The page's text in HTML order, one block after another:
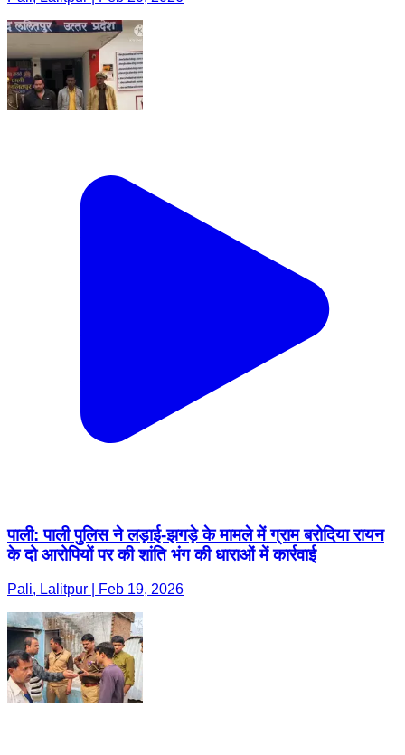
पाली: पाली पुलिस ने लड़ाई-झगड़े के मामले में ग्राम बरोदिया रायन
के दो आरोपियों पर की शांति भंग की धाराओं में कार्रवाई
Pali, Lalitpur | Feb 19, 2026